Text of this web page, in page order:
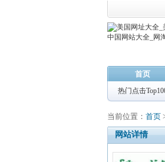
首页
热门点击
当前位置： 首页
网站详情